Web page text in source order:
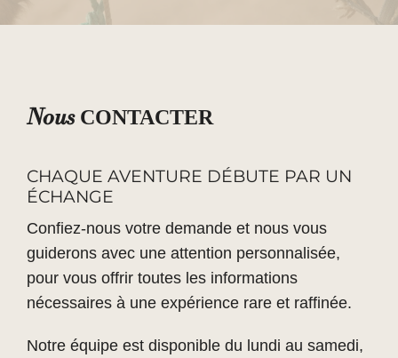
NousCONTACTER
CHAQUE AVENTURE DÉBUTE PAR UN
ÉCHANGE
Confiez-nous votre demande et nous vous
guiderons avec une attention personnalisée,
pour vous offrir toutes les informations
nécessaires à une expérience rare et raffinée.
Notre équipe est disponible du lundi au samedi,